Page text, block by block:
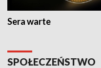
Sera warte
SPOŁECZEŃSTWO